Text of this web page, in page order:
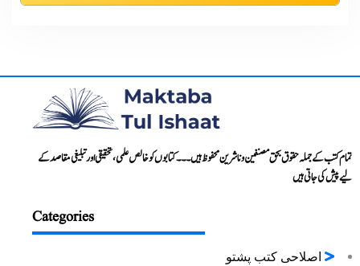
تمام کتب کے جملہ حقوق بحق مصنفین و ناشرین محفوظ ہیں۔۔۔ کتابوں کو خالص علمی، تحقیقی اور تبلیغی مقاصد کے
لیے پیش کی جاتی ہیں
Categories
اصلاحی کتب پشتو